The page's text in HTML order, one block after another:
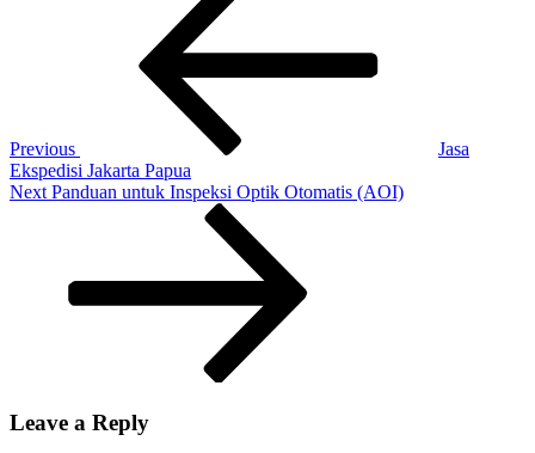
berbiaya
Previous
Jasa
Ekspedisi Jakarta Papua
Next
Next Panduan untuk Inspeksi Optik Otomatis (AOI)
Leave a Reply